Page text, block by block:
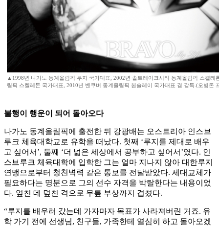
▲1998년 나가노 동계올림픽 루지 국가대표, 2002년 솔트레이크시티 동계올림픽 스켈레
림픽 스켈레톤 국가대표, 2010년 벤쿠버 동계올림픽 봅슬레이 국가대표 겸 감독.(오병돈
불행이 행운이 되어 돌아오다
나가노 동계올림픽에 출전한 뒤 강광배는 오스트리아 인스브
루크 체육대학교로 유학을 떠났다. 첫째 ‘루지를 제대로 배우
고 싶어서’, 둘째 ‘더 넓은 세상에서 공부하고 싶어서’였다. 인
스브루크 체육대학에 입학한 그는 얼마 지나지 않아 대한루지
연맹으로부터 청천벽력 같은 통보를 전달받았다. 세대교체가
필요하다는 명분으로 그의 선수 자격을 박탈한다는 내용이었
다. 엎친 데 덮친 격으로 무릎 부상까지 겹쳤다.
“루지를 배우러 갔는데 가자마자 목표가 사라져버린 거죠. 유
학 가기 전에 선생님, 친구들, 가족한테 열심히 하고 돌아오겠